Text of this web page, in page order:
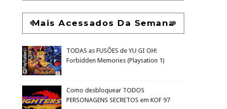
Mais Acessados Da Semana
TODAS as FUSÕES de YU GI OH!
Forbidden Memories (Playsation 1)
Como desbloquear TODOS
PERSONAGENS SECRETOS em KOF 97